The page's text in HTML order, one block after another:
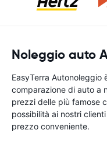
Noleggio auto
EasyTerra Autonoleggio
comparazione di auto a
prezzi delle più famose
possibilità ai nostri
prezzo conveniente.